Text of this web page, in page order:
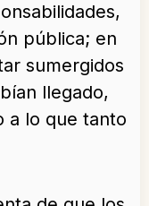
pública; en
sumergidos
llegado,
a lo que tanto